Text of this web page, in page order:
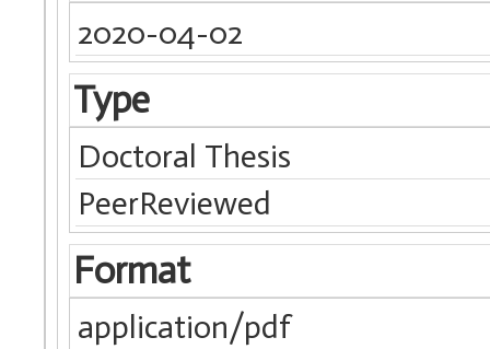
2020-04-02
Type
Doctoral Thesis
PeerReviewed
Format
application/pdf